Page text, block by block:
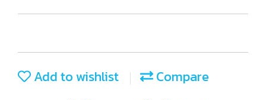
Add to wishlist Compare